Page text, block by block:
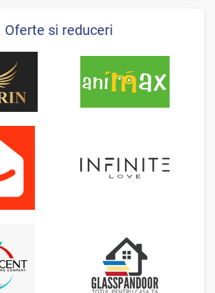
Oferte si reduceri